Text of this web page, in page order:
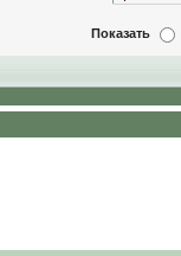
Показать